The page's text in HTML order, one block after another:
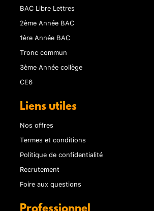
BAC Libre Lettres
2ème Année BAC
1ère Année BAC
Tronc commun
3ème Année collège
CE6
Liens utiles
Nos offres
Termes et conditions
Politique de confidentialité
Recrutement
Foire aux questions